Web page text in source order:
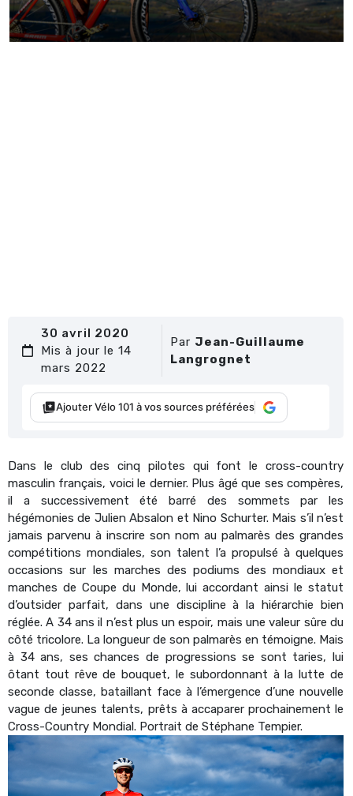
30 avril 2020
Mis à jour le 14
mars 2022
Par Jean-Guillaume
Langrognet
Ajouter Vélo 101 à vos sources préférées
Dans le club des cinq pilotes qui font le cross-country
masculin français, voici le dernier. Plus âgé que ses compères,
il a successivement été barré des sommets par les
hégémonies de Julien Absalon et Nino Schurter. Mais s’il n’est
jamais parvenu à inscrire son nom au palmarès des grandes
compétitions mondiales, son talent l’a propulsé à quelques
occasions sur les marches des podiums des mondiaux et
manches de Coupe du Monde, lui accordant ainsi le statut
d’outsider parfait, dans une discipline à la hiérarchie bien
réglée. A 34 ans il n’est plus un espoir, mais une valeur sûre du
côté tricolore. La longueur de son palmarès en témoigne. Mais
à 34 ans, ses chances de progressions se sont taries, lui
ôtant tout rêve de bouquet, le subordonnant à la lutte de
seconde classe, bataillant face à l’émergence d’une nouvelle
vague de jeunes talents, prêts à accaparer prochainement le
Cross-Country Mondial. Portrait de Stéphane Tempier.